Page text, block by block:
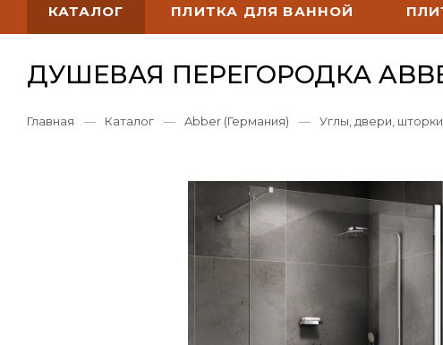
КАТАЛОГ ПЛИТКА ДЛЯ ВАННОЙ
ДУШЕВАЯ ПЕРЕГОРОДКА
Главная — Каталог — Abber (Германия) — Углы, двери,